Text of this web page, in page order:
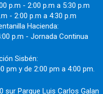
p.m - 2:00 p.m a 5:30 p.m
- 2:00 p.m a 4:30 p.m
Hacienda:
p.m - Jornada Continua
Sisbén:
pm y de 2:00 pm a 4:00 pm.
sur Parque Luis Carlos Galan